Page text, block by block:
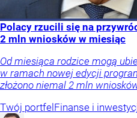
Polacy rzucili się na
2 mln wniosków w miesiąc
Od miesiąca rodzice mogą
w ramach nowej edycji
złożono niemal 2 mln
Twój portfel Finanse i